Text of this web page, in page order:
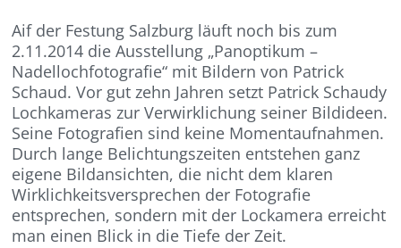
Aif der Festung Salzburg läuft noch bis zum
2.11.2014 die Ausstellung „Panoptikum –
Nadellochfotografie“ mit Bildern von Patrick
Schaud. Vor gut zehn Jahren setzt Patrick Schaudy
Lochkameras zur Verwirklichung seiner Bildideen.
Seine Fotografien sind keine Momentaufnahmen.
Durch lange Belichtungszeiten entstehen ganz
eigene Bildansichten, die nicht dem klaren
Wirklichkeitsversprechen der Fotografie
entsprechen, sondern mit der Lockamera erreicht
man einen Blick in die Tiefe der Zeit.